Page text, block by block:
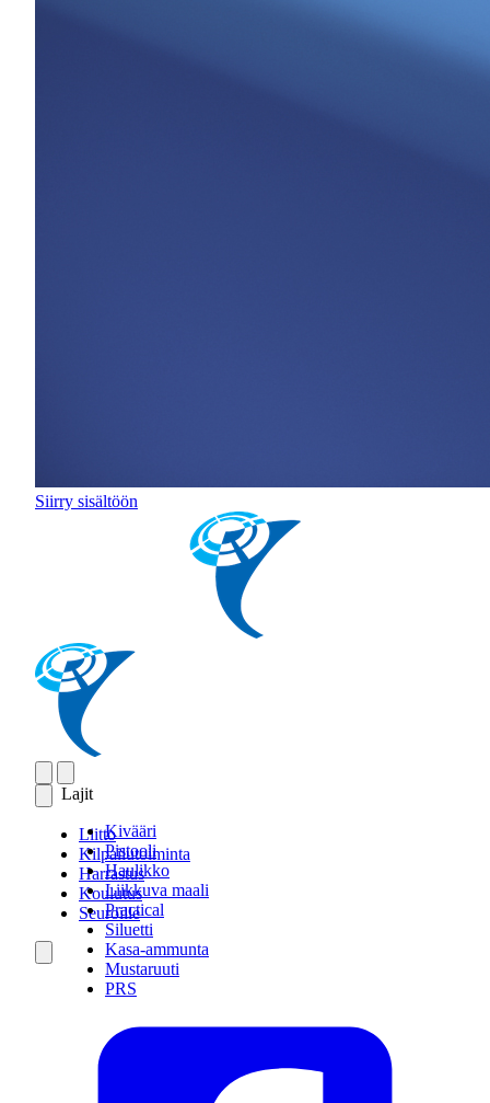
Siirry sisältöön
Lajit
Kivääri
Pistooli
Haulikko
Liikkuva maali
Practical
Siluetti
Kasa-ammunta
Mustaruuti
PRS
Liitto
Kilpailutoiminta
Harrastus
Koulutus
Seuroille